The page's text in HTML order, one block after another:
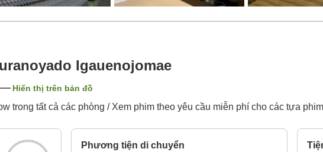
Igauenojomae
Hiển thị trên bản đồ
trong tất cả các phòng / Xem phim theo yêu cầu miễn phí cho các tựa
Phương tiện di chuyển